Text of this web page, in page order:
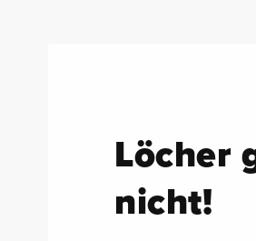
Löcher
nicht!